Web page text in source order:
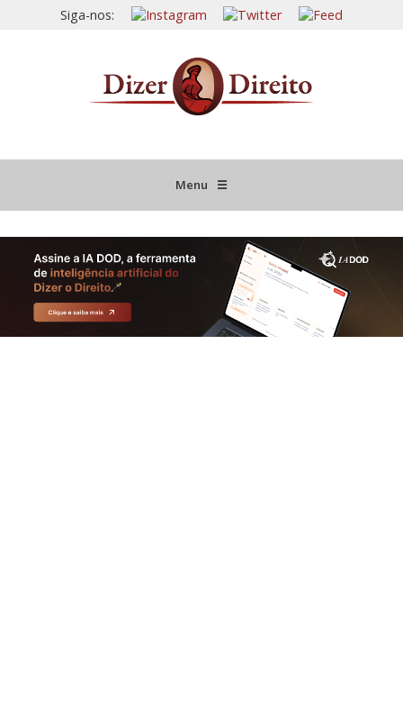
Siga-nos:
Menu ☰
JURISPRUDÊNCIA COMENTADA
INFORMATIVOS COMENTADOS